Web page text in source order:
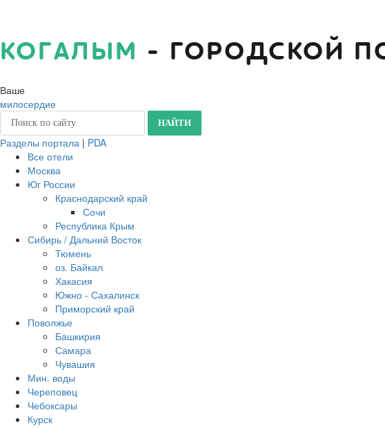
КОГАЛЫМ - ГОРОДСКОЙ
Ваше
милосердие
Разделы портала | PDA
Все отели
Москва
Юг России
Краснодарский край
Сочи
Республика Крым
Сибирь / Дальний Восток
Тюмень
оз. Байкал
Хакасия
Южно - Сахалинск
Приморский край
Поволжье
Башкирия
Самара
Чувашия
Мин. воды
Череповец
Чебоксары
Курск